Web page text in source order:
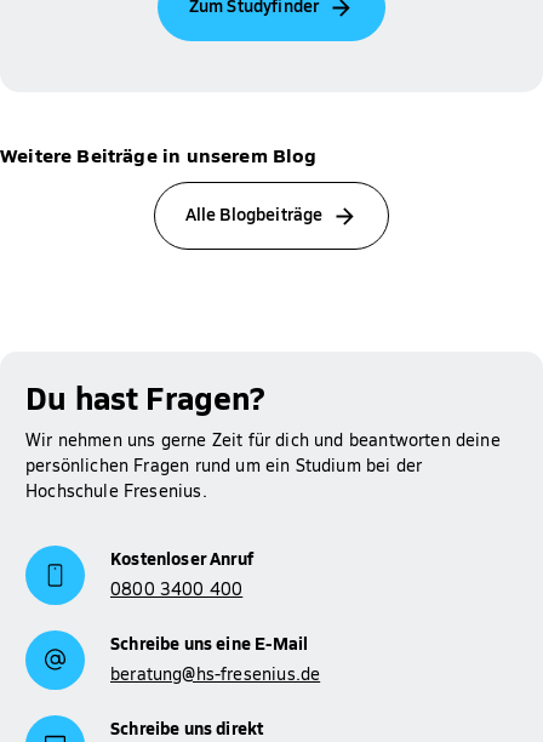
Zum Studyfinder
Weitere Beiträge in unserem Blog
Alle Blogbeiträge
Du hast Fragen?
Wir nehmen uns gerne Zeit für dich und beantworten deine
persönlichen Fragen rund um ein Studium bei der
Hochschule Fresenius.
Kostenloser Anruf
0800 3400 400
Schreibe uns eine E-Mail
beratung@hs-fresenius.de
Schreibe uns direkt